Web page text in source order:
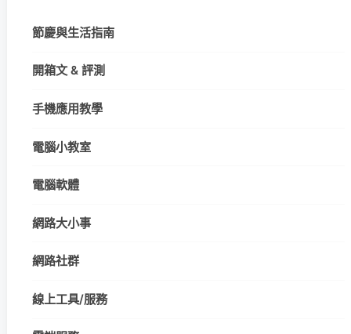
節慶與生活指南
開箱文 & 評測
手機應用教學
電腦小教室
電腦軟體
網路大小事
網路社群
線上工具/服務